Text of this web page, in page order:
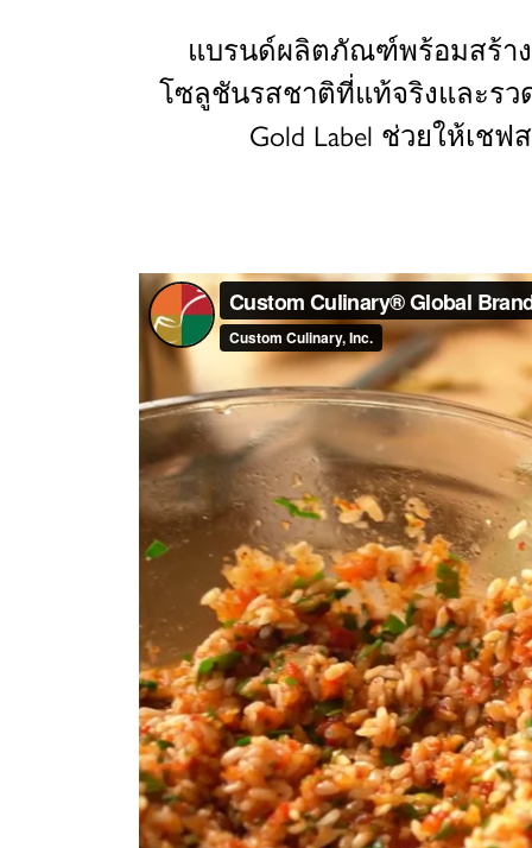
แบรนด์ผลิตภัณฑ์พร้อมสร้า
โซลูชันรสชาติที่แท้จริงและร
Gold Label ช่วยให้เช